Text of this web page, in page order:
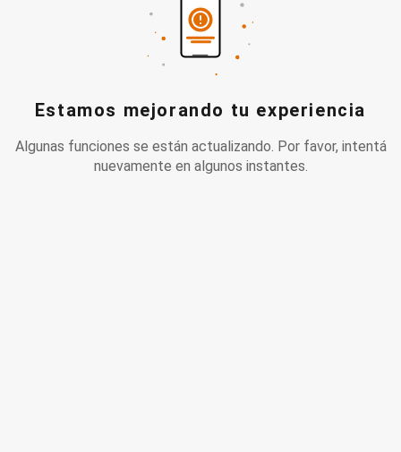
Estamos mejorando tu experiencia
Algunas funciones se están actualizando. Por favor, intentá
nuevamente en algunos instantes.